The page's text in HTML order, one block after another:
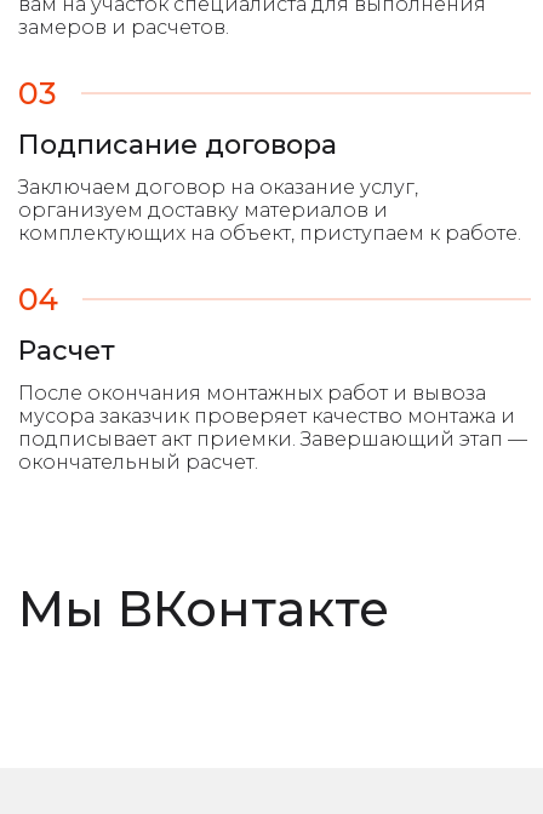
03
Подписание договора
04
Расчет
Мы ВКонтакте